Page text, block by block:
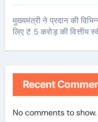
मुख्यमंत्री ने प्रदान की
लिए ₹ 5 करोड़ की वित्तीय
Recent
No comments to show.